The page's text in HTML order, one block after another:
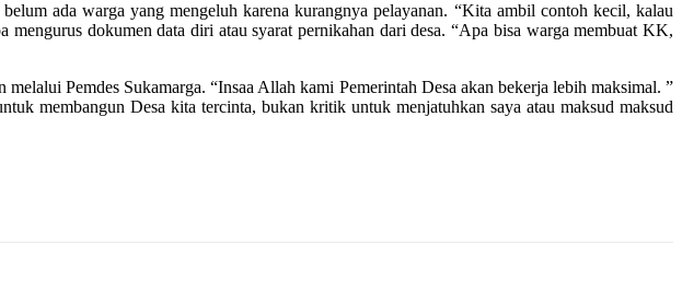
ada warga yang mengeluh karena kurangnya pelayanan. “Kita ambil contoh kecil, kalau
mengurus dokumen data diri atau syarat pernikahan dari desa. “Apa bisa warga membuat KK,
Pemdes Sukamarga. “Insaa Allah kami Pemerintah Desa akan bekerja lebih maksimal. ”
membangun Desa kita tercinta, bukan kritik untuk menjatuhkan saya atau maksud maksud